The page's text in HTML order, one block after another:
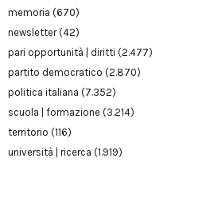
memoria (670)
newsletter(42)
pari opportunità | diritti (2.477)
partito democratico (2.870)
politica italiana (7.352)
scuola | formazione (3.214)
territorio (116)
università | ricerca (1.919)